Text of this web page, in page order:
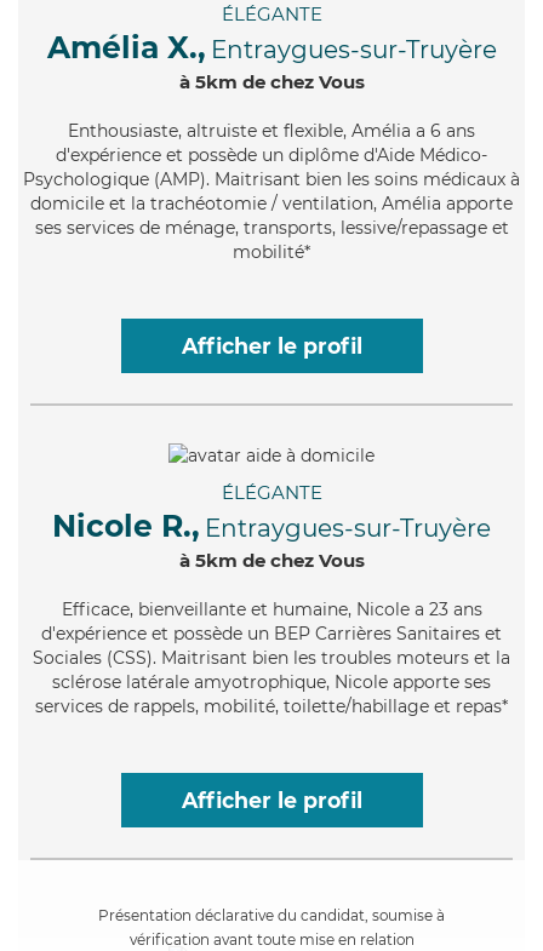
ÉLÉGANTE
Amélia X., Entraygues-sur-Truyère
à 5km de chez Vous
Enthousiaste, altruiste et flexible, Amélia a 6 ans
d'expérience et possède un diplôme d'Aide Médico-
Psychologique (AMP). Maitrisant bien les soins médicaux à
domicile et la trachéotomie / ventilation, Amélia apporte
ses services de ménage, transports, lessive/repassage et
mobilité*
Afficher le profil
ÉLÉGANTE
Nicole R., Entraygues-sur-Truyère
à 5km de chez Vous
Efficace, bienveillante et humaine, Nicole a 23 ans
d'expérience et possède un BEP Carrières Sanitaires et
Sociales (CSS). Maitrisant bien les troubles moteurs et la
sclérose latérale amyotrophique, Nicole apporte ses
services de rappels, mobilité, toilette/habillage et repas*
Afficher le profil
Présentation déclarative du candidat, soumise à
vérification avant toute mise en relation